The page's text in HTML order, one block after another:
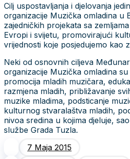
Cilj uspostavljanja i djelovanja
organizacije Muzička omladina u
zajedničkih projekata sa
Evropi i svijetu, promovirajući
vrijednosti koje posjedujemo kao
Neki od osnovnih ciljeva
organizacije Muzička omladina
promocija mladih muzičara,
razmjena mladih, približavanje
muzike mladima, podsticanje
kulturnog stvaralaštva mladih,
nivoa sredina u kojima djeluje,
službe Grada Tuzla.
7 Maja 2015